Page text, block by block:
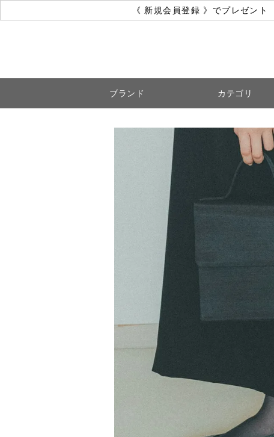
《 新規会員登録 》でプレゼント
ブランド カテゴリ